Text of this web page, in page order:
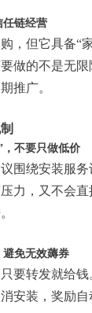
任链经营
，但它具备“
做的不是无
推广。
，不要只做低价
围绕安装服
力，又不会
避免无效薅券
要转发就给
安装，奖励